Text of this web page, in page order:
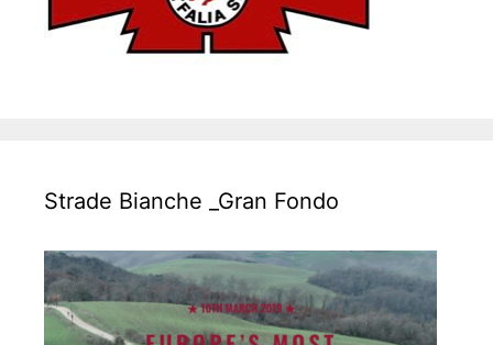
Strade Bianche _Gran Fondo